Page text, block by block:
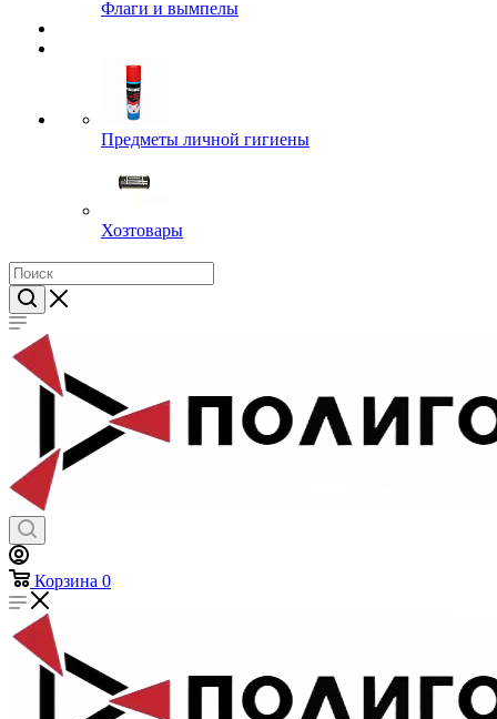
Флаги и вымпелы
Предметы личной гигиены
Хозтовары
Корзина 0